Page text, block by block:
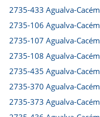
2735-433 Agualva-Cacém
2735-106 Agualva-Cacém
2735-107 Agualva-Cacém
2735-108 Agualva-Cacém
2735-435 Agualva-Cacém
2735-370 Agualva-Cacém
2735-373 Agualva-Cacém